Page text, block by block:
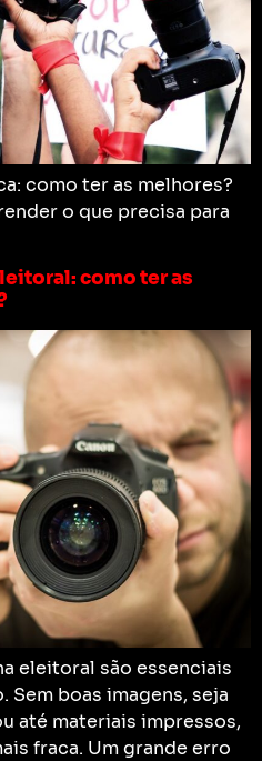
como ter as melhores?
o que precisa para
como ter as
eleitoral são essenciais
boas imagens, seja
até materiais impressos,
fraca. Um grande erro